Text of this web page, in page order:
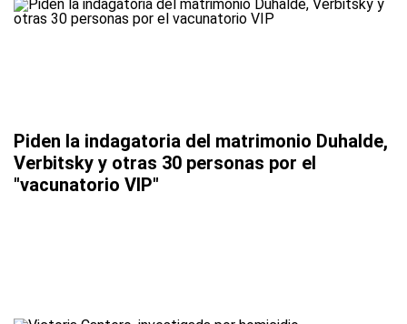
Piden la indagatoria del matrimonio Duhalde,
Verbitsky y otras 30 personas por el
"vacunatorio VIP"